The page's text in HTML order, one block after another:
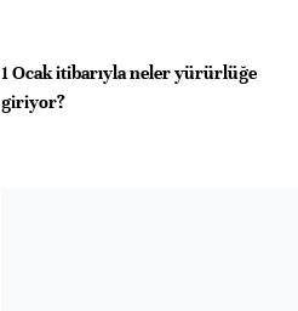
1 Ocak itibarıyla neler yürürlüğe
giriyor?